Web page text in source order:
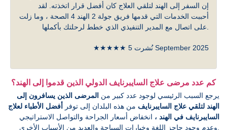
إن السفر إلى الهند لتلقي العلاج كان أفضل قرار اتخذته. لقد
أحببت الخدمات التي قدمها فريق جولة 2 الهند 4 الصحة ، وما زلت
★★★★★ نُشرت 5 September 2025
كم عدد مرضى علاج السايبرنايف الدولي الذين قدموا إلى الهند؟
يرجع السبب الرئيسي لوجود عدد كبير من المرضى الذين يسافرون إلى
الهند لتلقي علاج السايبرنايف من هذه البلدان إلى توفر
أفضل الأطباء لعلاج
السايبرنايف في الهند ، انخفاض أسعار الجراحة والتواصل الاستراتيجي